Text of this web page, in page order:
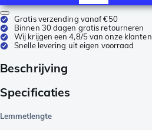
Gratis verzending vanaf €50
Binnen 30 dagen gratis retourneren
Wij krijgen een 4,8/5 van onze klanten
Snelle levering uit eigen voorraad
Beschrijving
Specificaties
Lemmetlengte